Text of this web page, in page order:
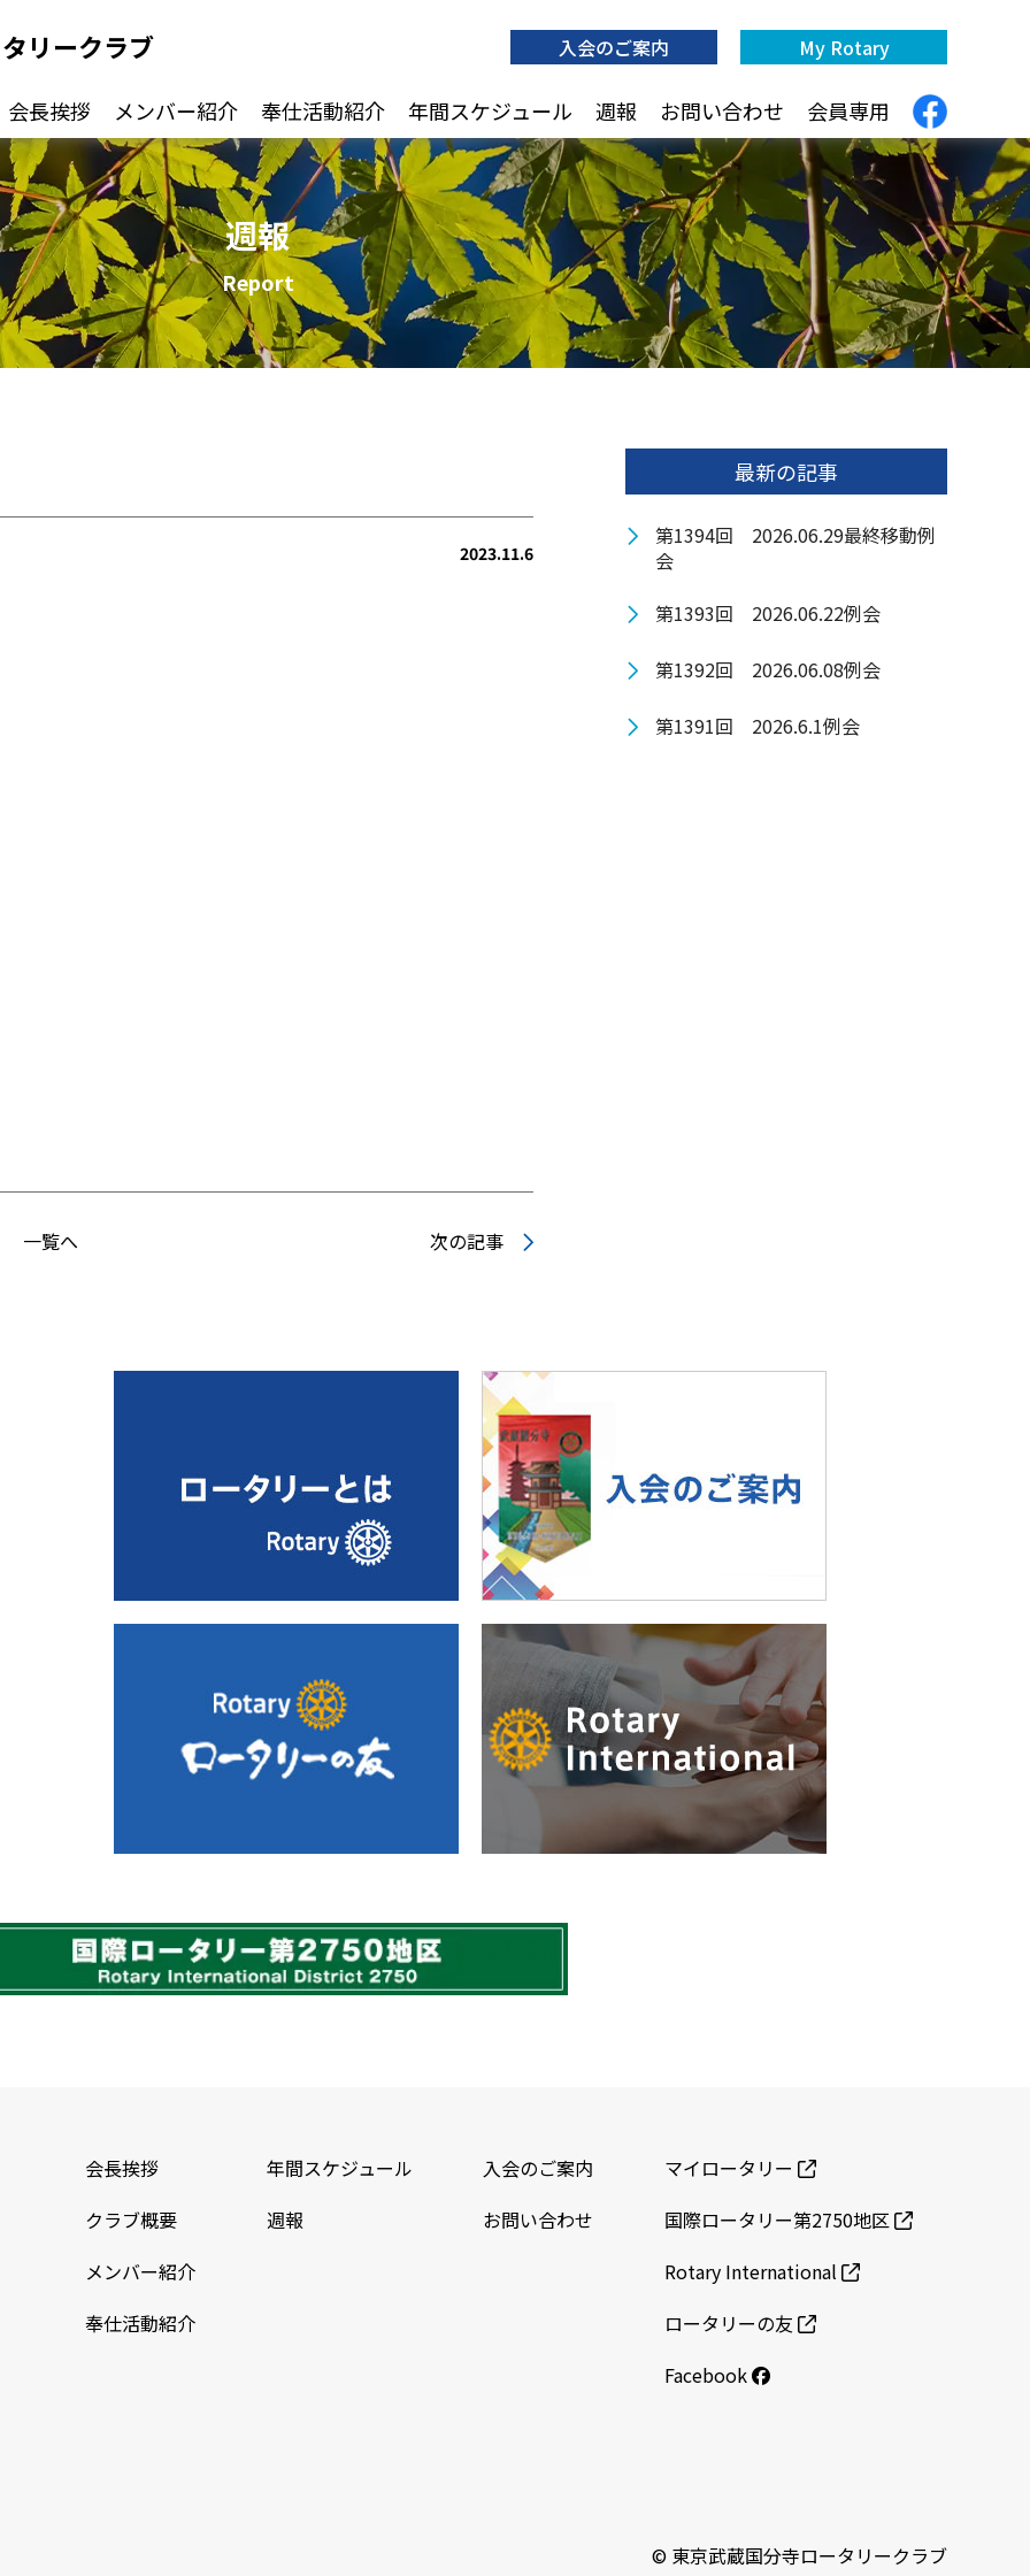
リークラブ 入会のご案内 My Rotary
会長挨拶 メンバー紹介 奉仕活動紹介 年間スケジュール 週報 お問い合わせ 会員専用
週報
Report
2023.11.6
一覧へ 次の記事
最新の記事
第1394回 2026.06.29最終移動例
会
第1393回 2026.06.22例会
第1392回 2026.06.08例会
第1391回 2026.6.1例会
会長挨拶
クラブ概要
メンバー紹介
奉仕活動紹介
年間スケジュール
週報
入会のご案内
お問い合わせ
マイロータリー
国際ロータリー第2750地区
Rotary International
ロータリーの友
Facebook
© 東京武蔵国分寺ロータリークラブ